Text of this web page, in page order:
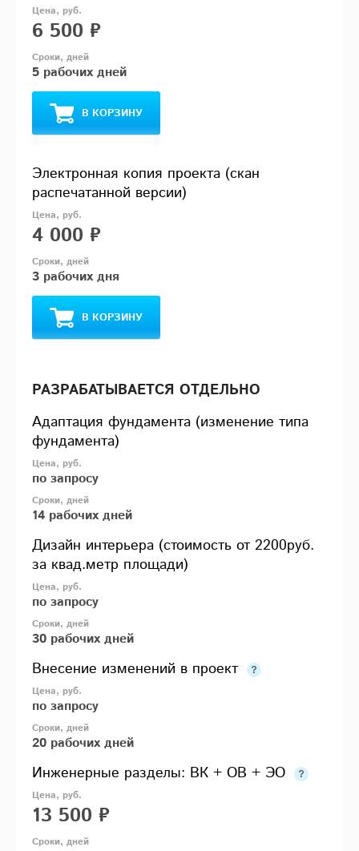
6 500 ₽
5 рабочих дней
В КОРЗИНУ
Электронная копия проекта (скан
распечатанной версии)
4 000 ₽
3 рабочих дня
В КОРЗИНУ
РАЗРАБАТЫВАЕТСЯ ОТДЕЛЬНО
Адаптация фундамента (изменение типа
фундамента)
по запросу
14 рабочих дней
Дизайн интерьера (стоимость от 2200руб.
за квад.метр площади)
по запросу
30 рабочих дней
Внесение изменений в проект
по запросу
20 рабочих дней
Инженерные разделы: ВК + ОВ + ЭО
13 500 ₽